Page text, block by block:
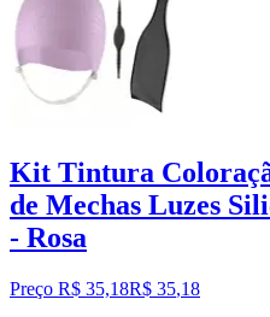
Kit Tintura
de Mechas Luzes
- Rosa
Preço R$ 35,18R$ 35,18